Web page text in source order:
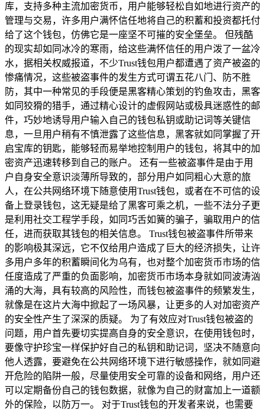
库，支持多种主流加密货币，用户能够轻松自如地进行资产的
管理与交易，许多用户满怀信任地将自己的积蓄和投资都托付
给了这个钱包，仿佛它是一座坚不可摧的安全堡垒。 但残酷
的现实却如同冰冷的寒雨，给这些满怀信任的用户泼了一盆冷
水，据相关权威报道，不少Trust钱包用户都遭遇了资产被盗的
惨痛情况，这些被盗事件的发生方式可谓五花八门、防不胜
防，其中一种常见的手段便是黑客精心策划的钓鱼攻击，黑客
如同狡猾的猎手，通过精心设计的虚假网站或极具迷惑性的邮
件，巧妙地诱导用户输入自己的钱包私钥或助记词等关键信
息，一旦用户稍有不慎泄露了这些信息，黑客就如同掌握了开
启宝库的钥匙，能够轻而易举地控制用户的钱包，将其中的加
密资产迅速转移到自己的账户。 还有一些被盗事件是由于用
户自身安全意识淡薄所导致的，部分用户如同粗心大意的旅
人，在公共网络环境下随意使用Trust钱包，或者在不可信的设
备上登录钱包，这无疑是给了黑客可乘之机，一些不法分子更
是利用社交工程学手段，如同巧舌如簧的骗子，骗取用户的信
任，进而获取其钱包的相关信息。 Trust钱包被盗事件所带来
的影响极其深远，它不仅给用户造成了巨大的经济损失，让许
多用户多年的积蓄瞬间化为乌有，也对整个加密货币市场的信
任度造成了严重的负面影响，加密货币市场本身就如同波涛汹
涌的大海，具有较高的风险性，而钱包被盗事件的频繁发生，
就像是在这片大海中掀起了一场风暴，让更多的人对加密资产
的安全性产生了深深的质疑。 为了有效应对Trust钱包被盗的
问题，用户首先要切实提高自身的安全意识，在使用钱包时，
要像守护珍宝一样保护好自己的私钥和助记词，坚决不随意向
他人透露，要避免在公共网络环境下进行敏感操作，就如同避
开危险的陷阱一般，尽量使用安全可靠的设备和网络，用户还
可以定期备份自己的钱包数据，就像为自己的财富加上一道额
外的保险，以防万一。 对于Trust钱包的开发者来说，也需要